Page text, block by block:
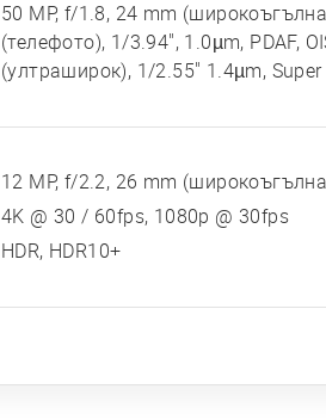
50 MP, f/1.8, 24 mm
(телефото), 1/3.94", 1.0µm, PDAF,
(ултраширок), 1/2.55" 1.4µm,
12 MP, f/2.2, 26 mm
4K @ 30 / 60fps, 1080p @ 30fps
HDR, HDR10+